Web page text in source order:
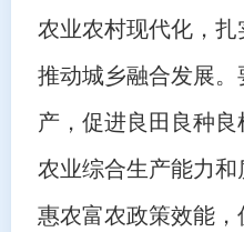
农业农村现代化，扎
推动城乡融合发展
产，促进良田良种
农业综合生产能力
惠农富农政策效能